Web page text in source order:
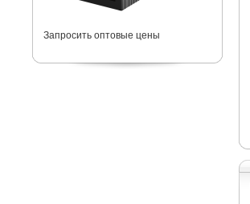
Запросить оптовые цены